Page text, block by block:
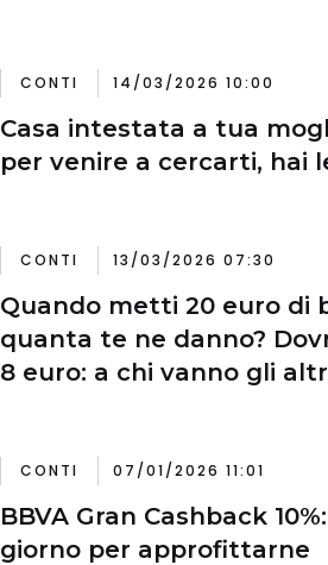
CONTI 14/03/2026 10:00
Casa intestata a tua
per venire a cercarti, hai
CONTI 13/03/2026 07:30
Quando metti 20 euro di
quanta te ne danno?
8 euro: a chi vanno gli
CONTI 07/01/2026 11:01
BBVA Gran Cashback
giorno per approfittarne